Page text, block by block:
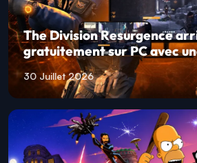
The Division Resurgence
gratuitement sur PC avec
30 Juillet 2026